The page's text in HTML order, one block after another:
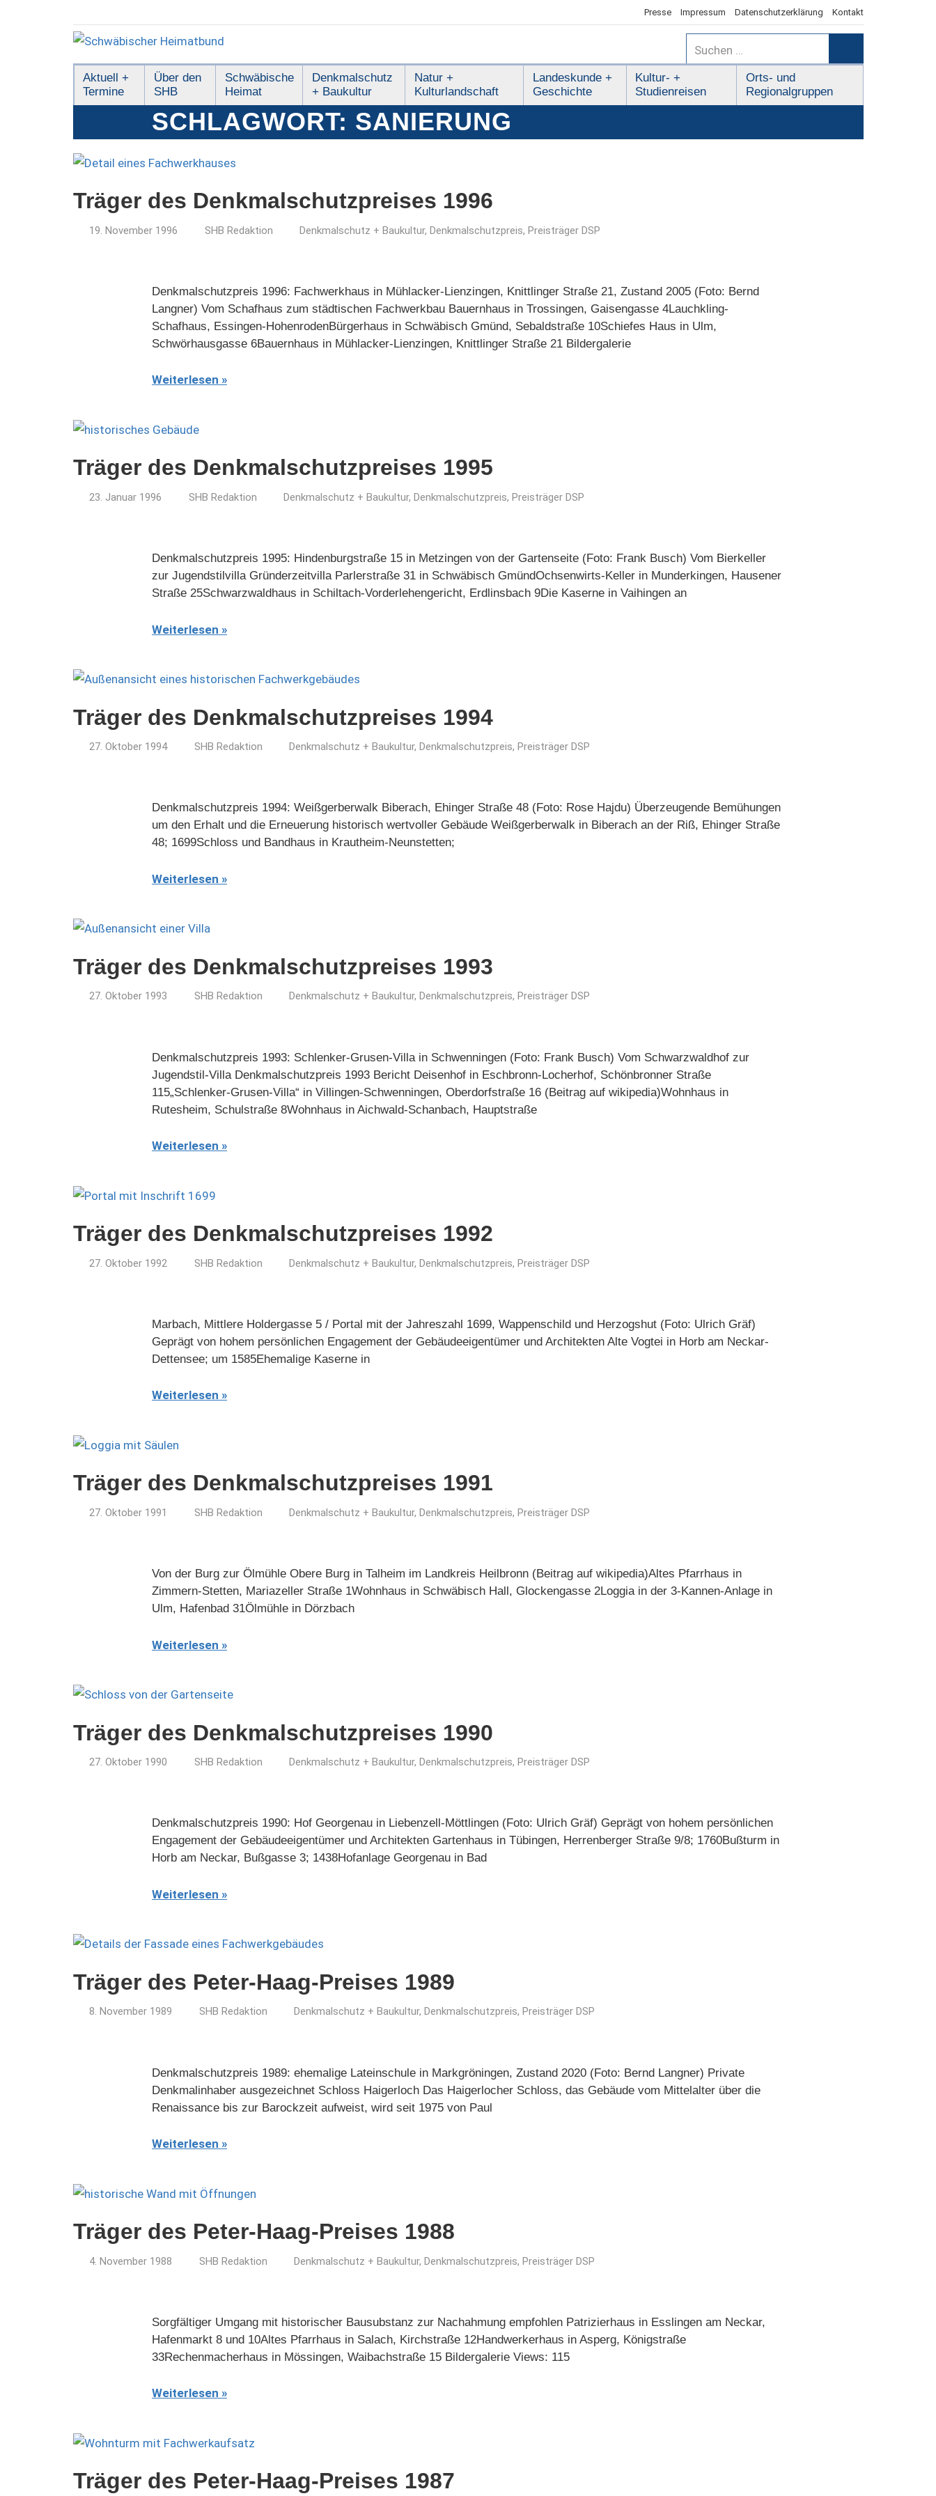
Presse Impressum Datenschutzerklärung Kontakt
Schwäbischer
Heimatbund
Suchen
nach:
Aktuell +
Termine
Über den
SHB
Schwäbische
Heimat
Denkmalschutz
+ Baukultur
Natur +
Kulturlandschaft
Landeskunde +
Geschichte
Kultur- +
Studienreisen
Orts- und
Regionalgruppen
SCHLAGWORT: SANIERUNG
Träger des Denkmalschutzpreises 1996
19. November 1996 SHB Redaktion Denkmalschutz + Baukultur, Denkmalschutzpreis, Preisträger DSP
Denkmalschutzpreis 1996: Fachwerkhaus in Mühlacker-Lienzingen, Knittlinger Straße 21, Zustand 2005 (Foto: Bernd
Langner) Vom Schafhaus zum städtischen Fachwerkbau Bauernhaus in Trossingen, Gaisengasse 4Lauchkling-
Schafhaus, Essingen-HohenrodenBürgerhaus in Schwäbisch Gmünd, Sebaldstraße 10Schiefes Haus in Ulm,
Schwörhausgasse 6Bauernhaus in Mühlacker-Lienzingen, Knittlinger Straße 21 Bildergalerie
Weiterlesen
Träger des Denkmalschutzpreises 1995
23. Januar 1996 SHB Redaktion Denkmalschutz + Baukultur, Denkmalschutzpreis, Preisträger DSP
Denkmalschutzpreis 1995: Hindenburgstraße 15 in Metzingen von der Gartenseite (Foto: Frank Busch) Vom Bierkeller
zur Jugendstilvilla Gründerzeitvilla Parlerstraße 31 in Schwäbisch GmündOchsenwirts-Keller in Munderkingen, Hausener
Straße 25Schwarzwaldhaus in Schiltach-Vorderlehengericht, Erdlinsbach 9Die Kaserne in Vaihingen an
Weiterlesen
Träger des Denkmalschutzpreises 1994
27. Oktober 1994 SHB Redaktion Denkmalschutz + Baukultur, Denkmalschutzpreis, Preisträger DSP
Denkmalschutzpreis 1994: Weißgerberwalk Biberach, Ehinger Straße 48 (Foto: Rose Hajdu) Überzeugende Bemühungen
um den Erhalt und die Erneuerung historisch wertvoller Gebäude Weißgerberwalk in Biberach an der Riß, Ehinger Straße
48; 1699Schloss und Bandhaus in Krautheim-Neunstetten;
Weiterlesen
Träger des Denkmalschutzpreises 1993
27. Oktober 1993 SHB Redaktion Denkmalschutz + Baukultur, Denkmalschutzpreis, Preisträger DSP
Denkmalschutzpreis 1993: Schlenker-Grusen-Villa in Schwenningen (Foto: Frank Busch) Vom Schwarzwaldhof zur
Jugendstil-Villa Denkmalschutzpreis 1993 Bericht Deisenhof in Eschbronn-Locherhof, Schönbronner Straße
115„Schlenker-Grusen-Villa“ in Villingen-Schwenningen, Oberdorfstraße 16 (Beitrag auf wikipedia)Wohnhaus in
Rutesheim, Schulstraße 8Wohnhaus in Aichwald-Schanbach, Hauptstraße
Weiterlesen
Träger des Denkmalschutzpreises 1992
27. Oktober 1992 SHB Redaktion Denkmalschutz + Baukultur, Denkmalschutzpreis, Preisträger DSP
Marbach, Mittlere Holdergasse 5 / Portal mit der Jahreszahl 1699, Wappenschild und Herzogshut (Foto: Ulrich Gräf)
Geprägt von hohem persönlichen Engagement der Gebäudeeigentümer und Architekten Alte Vogtei in Horb am Neckar-
Dettensee; um 1585Ehemalige Kaserne in
Weiterlesen
Träger des Denkmalschutzpreises 1991
27. Oktober 1991 SHB Redaktion Denkmalschutz + Baukultur, Denkmalschutzpreis, Preisträger DSP
Von der Burg zur Ölmühle Obere Burg in Talheim im Landkreis Heilbronn (Beitrag auf wikipedia)Altes Pfarrhaus in
Zimmern-Stetten, Mariazeller Straße 1Wohnhaus in Schwäbisch Hall, Glockengasse 2Loggia in der 3-Kannen-Anlage in
Ulm, Hafenbad 31Ölmühle in Dörzbach
Weiterlesen
Träger des Denkmalschutzpreises 1990
27. Oktober 1990 SHB Redaktion Denkmalschutz + Baukultur, Denkmalschutzpreis, Preisträger DSP
Denkmalschutzpreis 1990: Hof Georgenau in Liebenzell-Möttlingen (Foto: Ulrich Gräf) Geprägt von hohem persönlichen
Engagement der Gebäudeeigentümer und Architekten Gartenhaus in Tübingen, Herrenberger Straße 9/8; 1760Bußturm in
Horb am Neckar, Bußgasse 3; 1438Hofanlage Georgenau in Bad
Weiterlesen
Träger des Peter-Haag-Preises 1989
8. November 1989 SHB Redaktion Denkmalschutz + Baukultur, Denkmalschutzpreis, Preisträger DSP
Denkmalschutzpreis 1989: ehemalige Lateinschule in Markgröningen, Zustand 2020 (Foto: Bernd Langner) Private
Denkmalinhaber ausgezeichnet Schloss Haigerloch Das Haigerlocher Schloss, das Gebäude vom Mittelalter über die
Renaissance bis zur Barockzeit aufweist, wird seit 1975 von Paul
Weiterlesen
Träger des Peter-Haag-Preises 1988
4. November 1988 SHB Redaktion Denkmalschutz + Baukultur, Denkmalschutzpreis, Preisträger DSP
Sorgfältiger Umgang mit historischer Bausubstanz zur Nachahmung empfohlen Patrizierhaus in Esslingen am Neckar,
Hafenmarkt 8 und 10Altes Pfarrhaus in Salach, Kirchstraße 12Handwerkerhaus in Asperg, Königstraße
33Rechenmacherhaus in Mössingen, Waibachstraße 15 Bildergalerie Views: 115
Weiterlesen
Träger des Peter-Haag-Preises 1987